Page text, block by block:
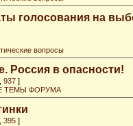
голосования на
вопросы
Россия в опасности!
937 ]
ТЕМЫ ФОРУМА
395 ]